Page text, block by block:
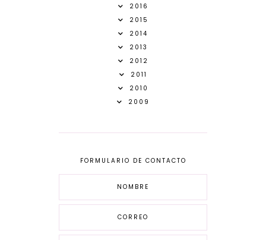
2016
2015
2014
2013
2012
2011
2010
2009
FORMULARIO DE CONTACTO